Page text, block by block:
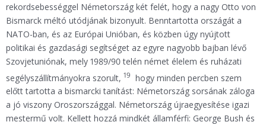
rekordsebességgel Németország két felét, hogy a nagy Otto von
Bismarck méltó utódjának bizonyult. Benntartotta országát a
NATO-ban, és az Európai Unióban, és közben úgy nyújtott
politikai és gazdasági segítséget az egyre nagyobb bajban lévő
Szovjetuniónak, mely 1989/90 telén német élelem és ruházati
segélyszállítmányokra szorult, 19 hogy minden percben szem
előtt tartotta a bismarcki tanítást: Németország sorsának záloga
a jó viszony Oroszországgal. Németország újraegyesítése igazi
mestermű volt. Kellett hozzá mindkét államférfi: George Bush és